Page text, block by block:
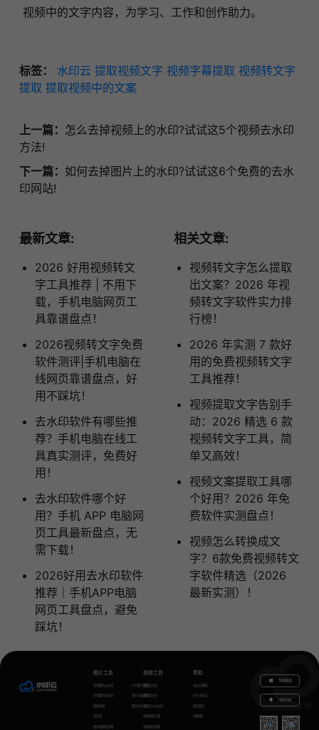
视频中的文字内容，为学习、工作和创作助力。
标签： 水印云 提取视频文字 视频字幕提取 视频转文字
提取 提取视频中的文案
上一篇： 怎么去掉视频上的水印?试试这5个视频去水印
方法!
下一篇： 如何去掉图片上的水印?试试这6个免费的去水
印网站!
最新文章:
2026 好用视频转文
字工具推荐 | 不用下
载，手机电脑网页工
具靠谱盘点！
2026视频转文字免费
软件测评|手机电脑在
线网页靠谱盘点，好
用不踩坑！
去水印软件有哪些推
荐？手机电脑在线工
具真实测评，免费好
用！
去水印软件哪个好
用？手机 APP 电脑网
页工具最新盘点，无
需下载！
2026好用去水印软件
推荐｜手机APP电脑
网页工具盘点，避免
踩坑！
相关文章:
视频转文字怎么提取
出文案？2026 年视
频转文字软件实力排
行榜！
2026 年实测 7 款好
用的免费视频转文字
工具推荐！
​视频提取文字告别手
动：2026 精选 6 款
视频转文字工具，简
单又高效！
视频文案提取工具哪
个好用？2026 年免
费软件实测盘点！
视频怎么转换成文
字？6款免费视频转文
字软件精选（2026
最新实测）！
图片工具
在线图片去水印
在线图片加水印
智能抠图
证件照
图片模糊变清晰
GIF图片生成
图片无损放大
图片转文字
视频工具
视频去水印
视频加水印
视频怎么去水印
视频提取下载
视频格式转换
帮助
水印云教程
关于水印云
联系我们
代理推广
下载电脑版
下载移动端